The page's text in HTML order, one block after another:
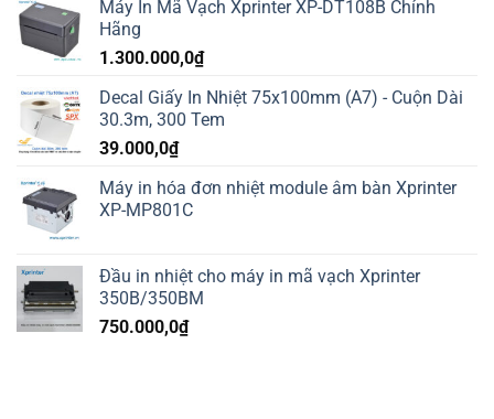
Máy In Mã Vạch Xprinter XP-DT108B Chính
Hãng
1.300.000,0₫
Decal Giấy In Nhiệt 75x100mm (A7) - Cuộn Dài
30.3m, 300 Tem
39.000,0₫
Máy in hóa đơn nhiệt module âm bàn Xprinter
XP-MP801C
Đầu in nhiệt cho máy in mã vạch Xprinter
350B/350BM
750.000,0₫